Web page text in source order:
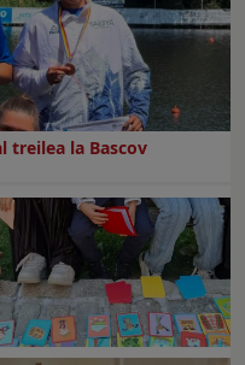
treilea la Bascov